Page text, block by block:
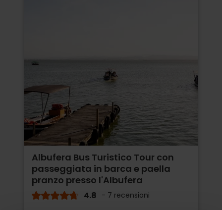
Albufera Bus Turistico Tour con
passeggiata in barca e paella
pranzo presso l'Albufera
4.8 - 7 recensioni